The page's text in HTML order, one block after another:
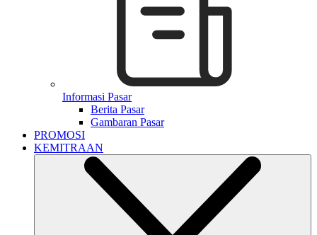
Informasi Pasar
Berita Pasar
Gambaran Pasar
PROMOSI
KEMITRAAN